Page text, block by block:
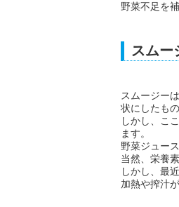
野菜不足を
スムー
スムージー
状にしたも
しかし、こ
ます。
野菜ジュー
当然、栄養
しかし、最
加熱や搾汁